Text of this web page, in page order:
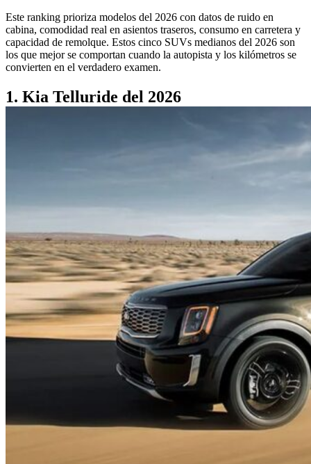
Este ranking prioriza modelos del 2026 con datos de ruido en
cabina, comodidad real en asientos traseros, consumo en carretera y
capacidad de remolque. Estos cinco SUVs medianos del 2026 son
los que mejor se comportan cuando la autopista y los kilómetros se
convierten en el verdadero examen.
1. Kia Telluride del 2026